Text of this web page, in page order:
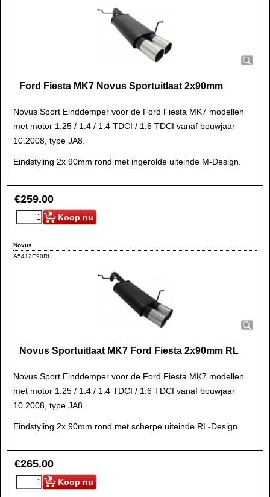
Ford Fiesta MK7 Novus Sportuitlaat 2x90mm
Novus Sport Einddemper voor de Ford Fiesta MK7 modellen
met motor 1.25 / 1.4 / 1.4 TDCI / 1.6 TDCI vanaf bouwjaar
10.2008, type JA8.
Eindstyling 2x 90mm rond met ingerolde uiteinde M-Design.
€259.00
Koop nu
Novus
A5412E90RL
Novus Sportuitlaat MK7 Ford Fiesta 2x90mm RL
Novus Sport Einddemper voor de Ford Fiesta MK7 modellen
met motor 1.25 / 1.4 / 1.4 TDCI / 1.6 TDCI vanaf bouwjaar
10.2008, type JA8.
Eindstyling 2x 90mm rond met scherpe uiteinde RL-Design.
€265.00
Koop nu